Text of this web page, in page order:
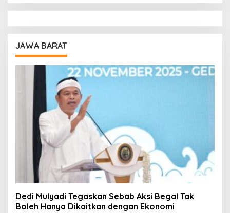
JAWA BARAT
Dedi Mulyadi Tegaskan Sebab Aksi Begal Tak
Boleh Hanya Dikaitkan dengan Ekonomi